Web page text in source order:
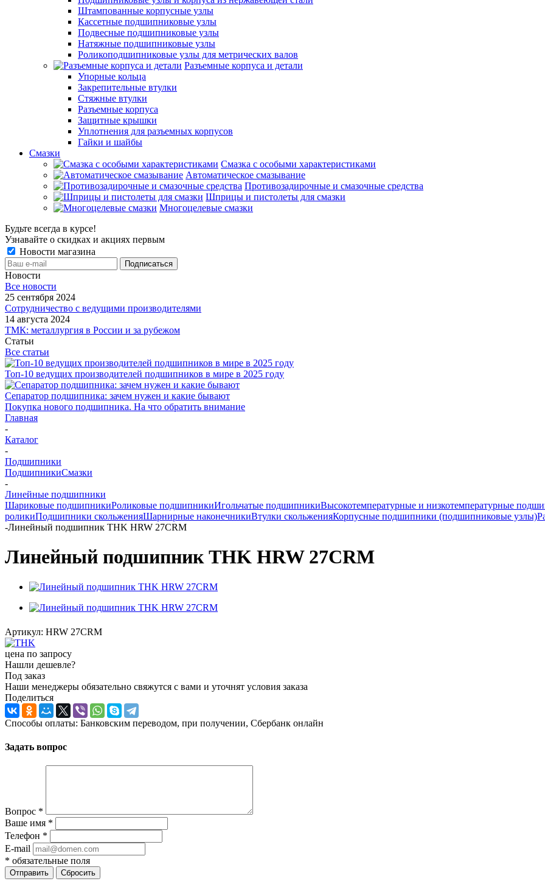
Штампованные корпусные узлы
Кассетные подшипниковые узлы
Подвесные подшипниковые узлы
Натяжные подшипниковые узлы
Роликоподшипниковые узлы для метрических валов
Разъемные корпуса и детали
Упорные кольца
Закрепительные втулки
Стяжные втулки
Разъемные корпуса
Защитные крышки
Уплотнения для разъемных корпусов
Гайки и шайбы
Смазки
Смазка с особыми характеристиками
Автоматическое смазывание
Противозадирочные и смазочные средства
Шприцы и пистолеты для смазки
Многоцелевые смазки
Будьте всегда в курсе!
Узнавайте о скидках и акциях первым
Новости магазина
Новости
Все новости
25 сентября 2024
Сотрудничество с ведущими производителями
14 августа 2024
ТМК: металлургия в России и за рубежом
Статьи
Все статьи
Топ-10 ведущих производителей подшипников в мире в 2025 году
Сепаратор подшипника: зачем нужен и какие бывают
Покупка нового подшипника. На что обратить внимание
Главная
-
Каталог
-
Подшипники
ПодшипникиСмазки
-
Линейные подшипники
Шариковые подшипникиРоликовые подшипникиИгольчатые подшипникиВысокотемпературные и низкотемпературные
роликиПодшипники скольженияШарнирные наконечникиВтулки скольженияКорпусные подшипники (подшипниковые узлы)
-Линейный подшипник THK HRW 27CRM
Линейный подшипник THK HRW 27CRM
Артикул: HRW 27CRM
цена по запросу
Нашли дешевле?
Под заказ
Наши менеджеры обязательно свяжутся с вами и уточнят условия заказа
Поделиться
Способы оплаты: Банковским переводом, при получении, Сбербанк онлайн
Задать вопрос
Вопрос *
Ваше имя *
Телефон *
E-mail
* обязательные поля
Отправить Сбросить